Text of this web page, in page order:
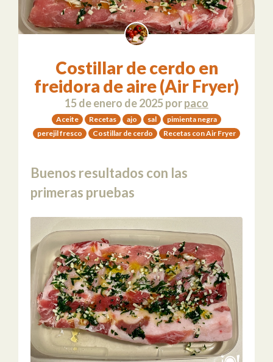
Costillar de cerdo en
freidora de aire (Air Fryer)
15 de enero de 2025porpaco
Aceite Recetas ajo sal
pimienta negra
perejil fresco
Costillar de cerdo Recetas con Air Fryer
Buenos resultados con las
primeras pruebas